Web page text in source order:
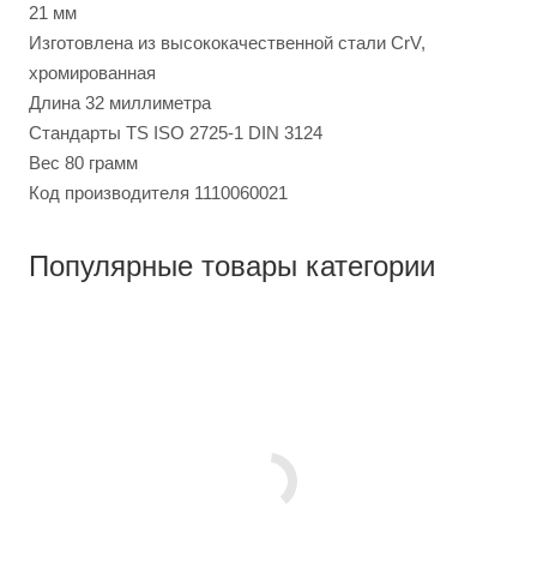
21 мм
Изготовлена из высококачественной стали CrV,
хромированная
Длина 32 миллиметра
Стандарты TS ISO 2725-1 DIN 3124
Вес 80 грамм
Код производителя 1110060021
Популярные товары категории